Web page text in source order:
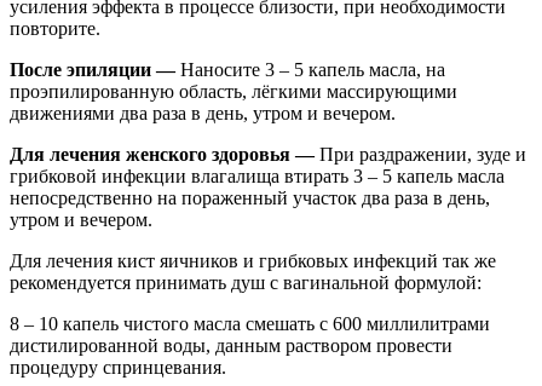
усиления эффекта в процессе близости, при необходимости
повторите.
После эпиляции —Наносите 3 – 5 капель масла, на
проэпилированную область, лёгкими массирующими
движениями два раза в день, утром и вечером.
Для лечения женского здоровья —При раздражении, зуде и
грибковой инфекции влагалища втирать 3 – 5 капель масла
непосредственно на пораженный участок два раза в день,
утром и вечером.
Для лечения кист яичников и грибковых инфекций так же
рекомендуется принимать душ с вагинальной формулой:
8 – 10 капель чистого масла смешать с 600 миллилитрами
дистилированной воды, данным раствором провести
процедуру спринцевания.